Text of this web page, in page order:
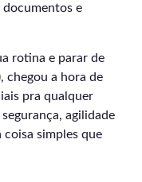
e
rotina e parar de
chegou a hora de
pra qualquer
agilidade
simples que